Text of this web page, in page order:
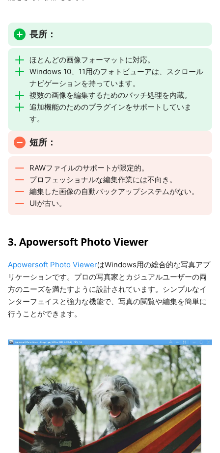
長所：
ほとんどの画像フォーマットに対応。
Windows 10、11用のフォトビューアは、スクロール
ナビゲーションを持っています。
複数の画像を編集するためのバッチ処理を内蔵。
追加機能のためのプラグインをサポートしていま
す。
短所：
RAWファイルのサポートが限定的。
プロフェッショナルな編集作業には不向き。
編集した画像の自動バックアップシステムがない。
UIが古い。
3. Apowersoft Photo Viewer
Apowersoft Photo ViewerはWindows用の総合的な写真アプ
リケーションです。プロの写真家とカジュアルユーザーの両
方のニーズを満たすように設計されています。シンプルなイ
ンターフェイスと強力な機能で、写真の閲覧や編集を簡単に
行うことができます。